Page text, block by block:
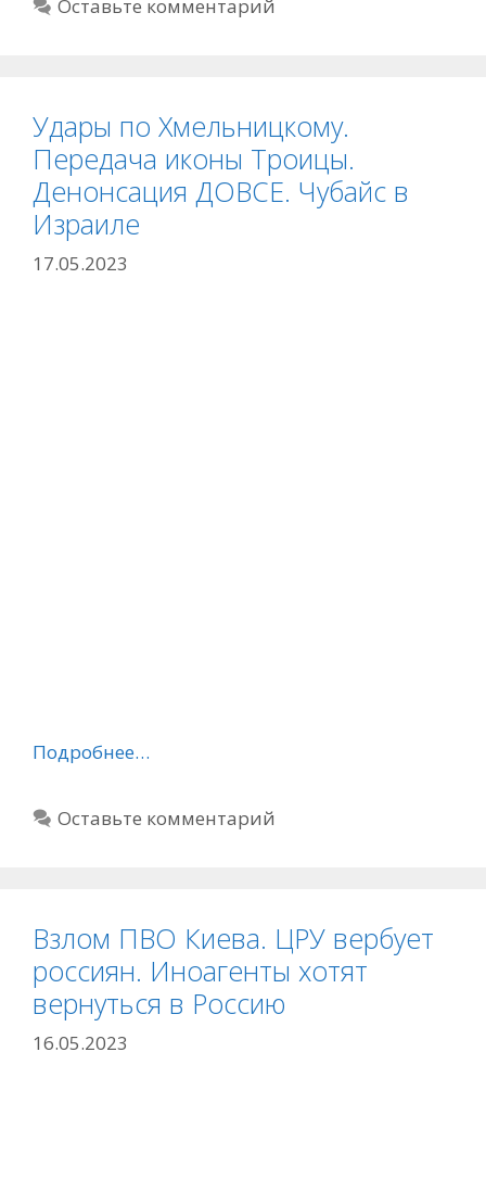
Оставьте комментарий
Удары по Хмельницкому.
Передача иконы Троицы.
Денонсация ДОВСЕ. Чубайс в
Израиле
17.05.2023
Подробнее…
Оставьте комментарий
Взлом ПВО Киева. ЦРУ вербует
россиян. Иноагенты хотят
вернуться в Россию
16.05.2023